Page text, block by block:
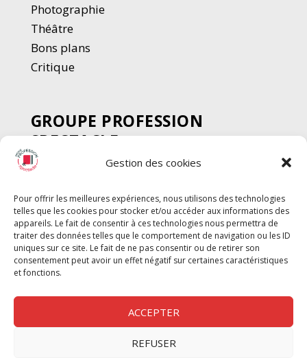
Gestion des cookies
Pour offrir les meilleures expériences, nous utilisons des technologies
telles que les cookies pour stocker et/ou accéder aux informations des
appareils. Le fait de consentir à ces technologies nous permettra de
traiter des données telles que le comportement de navigation ou les ID
uniques sur ce site. Le fait de ne pas consentir ou de retirer son
consentement peut avoir un effet négatif sur certaines caractéristiques
et fonctions.
ACCEPTER
REFUSER
Photographie
Théâtre
Bons plans
Critique
GROUPE PROFESSION
SPECTACLE
Chèque Intermittents
Chèque Compta
Chèque Emploi Spectacle
G-Pods
Profession Audio-visuel